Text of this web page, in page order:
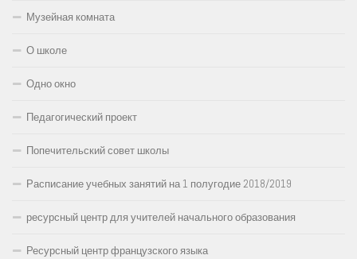
Музейная комната
О школе
Одно окно
Педагогический проект
Попечительский совет школы
Расписание учебных занятий на 1 полугодие 2018/2019
ресурсный центр для учителей начального образования
Ресурсный центр французского языка